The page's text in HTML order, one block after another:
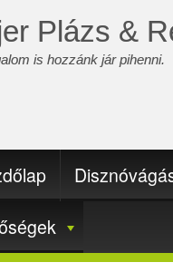
Plázs &
is hozzánk jár pihenni.